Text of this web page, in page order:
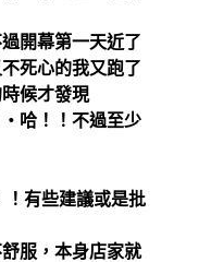
開幕第一天近了
死心的我又跑了
候才發現
哈！！不過至少
！有些建議或是批
服，本身店家就